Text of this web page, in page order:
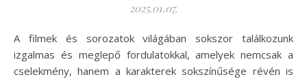
2025.01.07.
A filmek és sorozatok világában sokszor találkozunk
izgalmas és meglepő fordulatokkal, amelyek nemcsak a
cselekmény, hanem a karakterek sokszínűsége révén is